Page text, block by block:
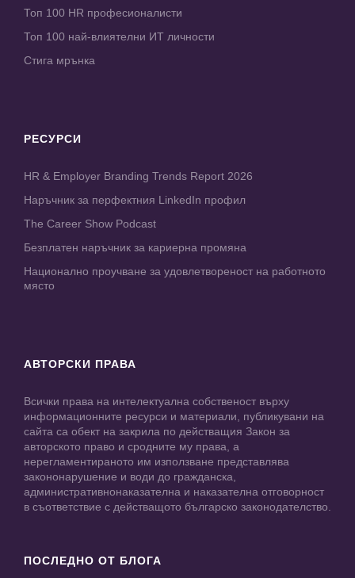
Топ 100 HR професионалисти
Топ 100 най-влиятелни ИТ личности
Стига мрънка
РЕСУРСИ
HR & Employer Branding Trends Report 2026
Наръчник за перфектния LinkedIn профил
The Career Show Podcast
Безплатен наръчник за кариерна промяна
Национално проучване за удовлетвореност на работното
място
АВТОРСКИ ПРАВА
Всички права на интелектуална собственост върху
информационните ресурси и материали, публикувани на
сайта са обект на закрила по действащия Закон за
авторското право и сродните му права, а
нерегламентираното им използване представлява
закононарушение и води до гражданска,
административнонаказателна и наказателна отговорност
в съответствие с действащото българско законодателство.
ПОСЛЕДНО ОТ БЛОГА